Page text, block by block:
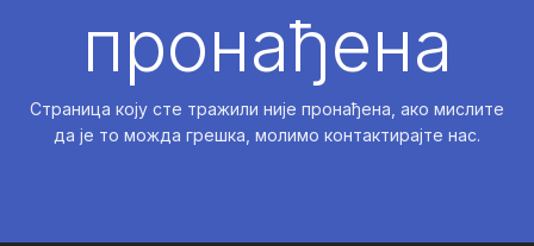
пронађена
Страница коју сте тражили није пронађена, ако мислите
да је то можда грешка, молимо контактирајте нас.